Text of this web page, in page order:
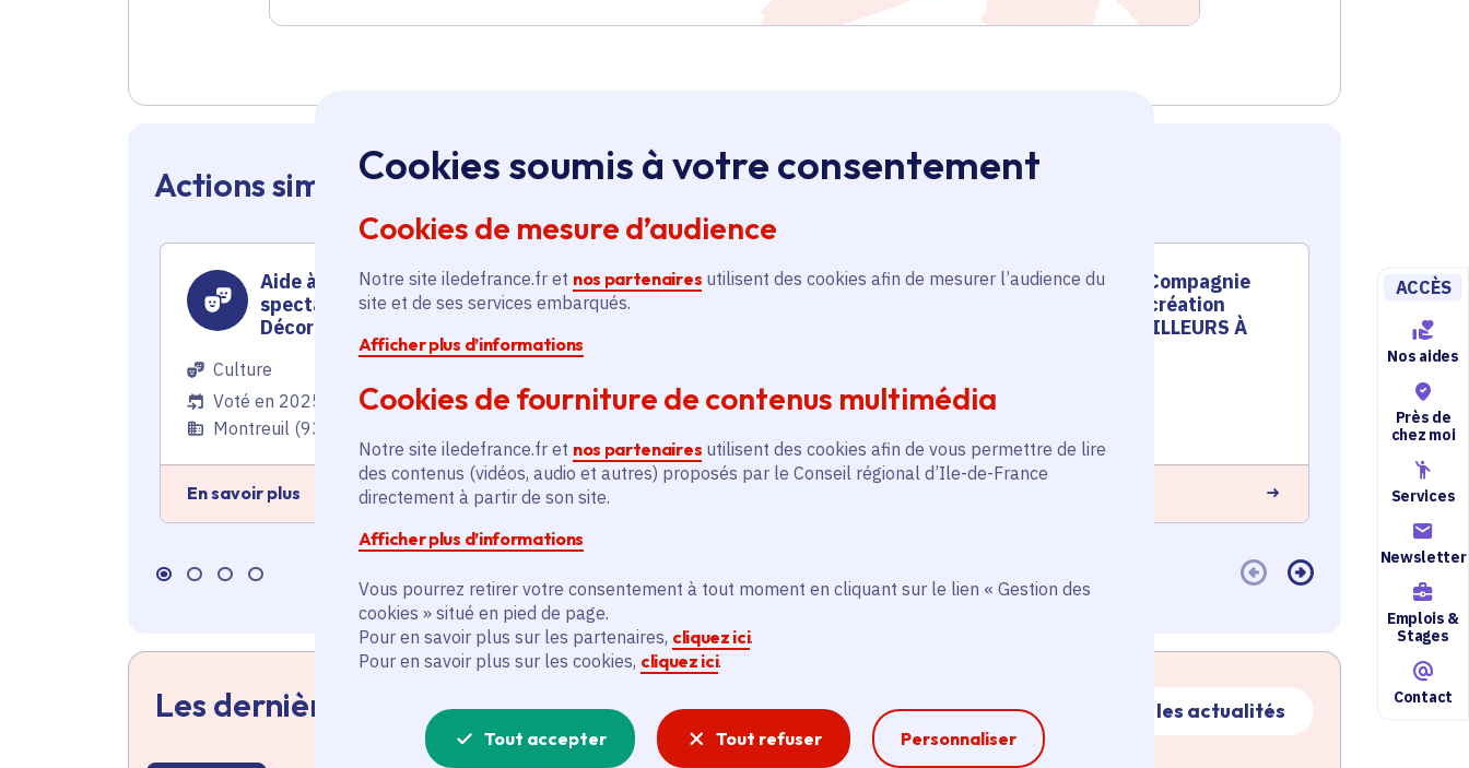
Cookies soumis à votre consentement
Cookies de mesure d’audience
Notre site iledefrance.fr et nos partenaires utilisent des cookies afin de mesurer l’audience du
site et de ses services embarqués.
Afficher plus d’informations
Cookies de fourniture de contenus multimédia
Notre site iledefrance.fr et nos partenaires utilisent des cookies afin de vous permettre de lire
des contenus (vidéos, audio et autres) proposés par le Conseil régional d’Ile-de-France
directement à partir de son site.
Afficher plus d’informations
Vous pourrez retirer votre consentement à tout moment en cliquant sur le lien « Gestion des
cookies » situé en pied de page.
Pour en savoir plus sur les partenaires, cliquez ici.
Pour en savoir plus sur les cookies, cliquez ici.
Tout accepter Tout refuser Personnaliser
ACCÈS
Nos aides
Près de
chez moi
Services
Newsletter
Emplois &
Stages
Contact
Actions similaires en Île-de-France
Aide à la création
spectacle « CHICHE ! » par
Décor Sonore
Culture
Voté en 2025
Montreuil (93)
En savoir plus
Soutien à la compagnie Le
Voté en 2025
En savoir plus
Soutien à la Compagnie
KMK pour la création
territoriale AILLEURS À
Voté en 2025
Culture
Voté en
3
En savoir plus
Les dernières actualités Toutes les actualités